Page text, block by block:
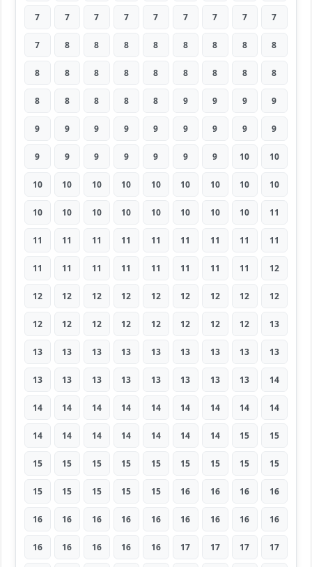
7 7 7 7 7 7 7 7 7
7 8 8 8 8 8 8 8 8
8 8 8 8 8 8 8 8 8
8 8 8 8 8 9 9 9 9
9 9 9 9 9 9 9 9 9
9 9 9 9 9 9 9 10 10
10 10 10 10 10 10 10 10 10
10 10 10 10 10 10 10 10 11
11 11 11 11 11 11 11 11 11
11 11 11 11 11 11 11 11 12
12 12 12 12 12 12 12 12 12
12 12 12 12 12 12 12 12 13
13 13 13 13 13 13 13 13 13
13 13 13 13 13 13 13 13 14
14 14 14 14 14 14 14 14 14
14 14 14 14 14 14 14 15 15
15 15 15 15 15 15 15 15 15
15 15 15 15 15 16 16 16 16
16 16 16 16 16 16 16 16 16
16 16 16 16 16 17 17 17 17